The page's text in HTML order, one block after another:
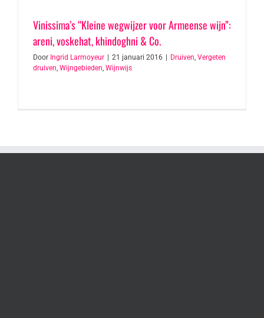
Vinissima’s “Kleine wegwijzer voor Armeense wijn”:
areni, voskehat, khindoghni & Co.
Door Ingrid Larmoyeur | 21 januari 2016 | Druiven Vergeten
druiven Wijngebieden Wijnwijs